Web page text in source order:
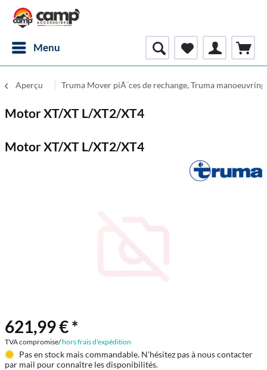
Menu
Aperçu Truma Mover piÃ¨ces de rechange, Truma manoeuvring
Motor XT/XT L/XT2/XT4
Motor XT/XT L/XT2/XT4
621,99 € *
TVA compromise/hors frais d'expédition
Pas en stock mais commandable. N'hésitez pas à nous contacter
par mail pour connaître les disponibilités.